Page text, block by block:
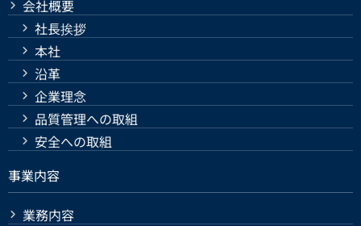
会社概要
社長挨拶
本社
沿革
企業理念
品質管理への取組
安全への取組
事業内容
業務内容